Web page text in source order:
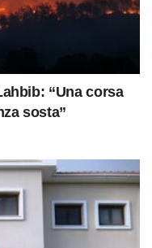
“Una corsa
sosta”